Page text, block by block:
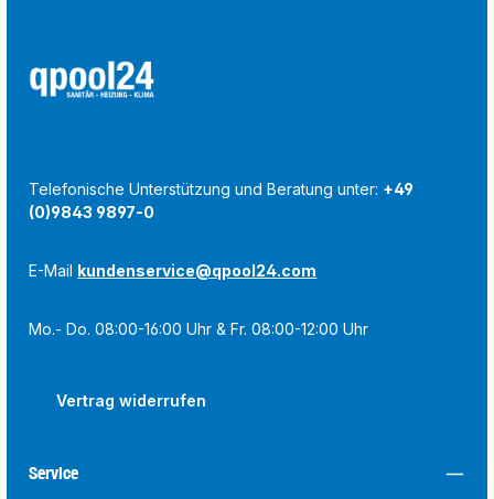
Telefonische Unterstützung und Beratung unter: +49
(0)9843 9897-0
E-Mail kundenservice@qpool24.com
Mo.- Do. 08:00-16:00 Uhr & Fr. 08:00-12:00 Uhr
Vertrag widerrufen
Service